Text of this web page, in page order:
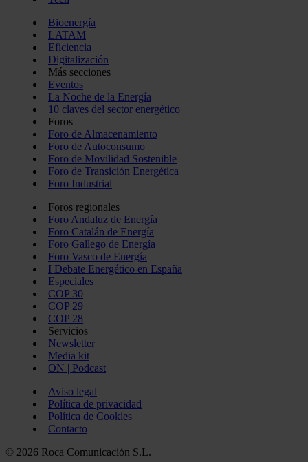
servicios.
Bioenergía
LATAM
Eficiencia
Digitalización
Más secciones
Eventos
La Noche de la Energía
10 claves del sector energético
Foros
Foro de Almacenamiento
Foro de Autoconsumo
Foro de Movilidad Sostenible
Foro de Transición Energética
Foro Industrial
Foros regionales
Foro Andaluz de Energía
Foro Catalán de Energía
Foro Gallego de Energía
Foro Vasco de Energía
I Debate Energético en España
Especiales
COP 30
COP 29
COP 28
Servicios
Newsletter
Media kit
ON | Podcast
Aviso legal
Política de privacidad
Política de Cookies
Contacto
© 2026 Roca Comunicación S.L.